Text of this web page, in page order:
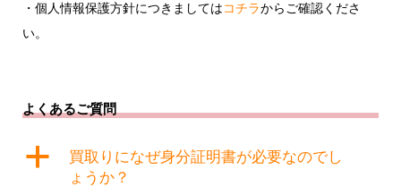
・個人情報保護方針につきましてはコチラからご確認くださ
い。
よくあるご質問
a
買取りになぜ身分証明書が必要なのでし
ょうか？